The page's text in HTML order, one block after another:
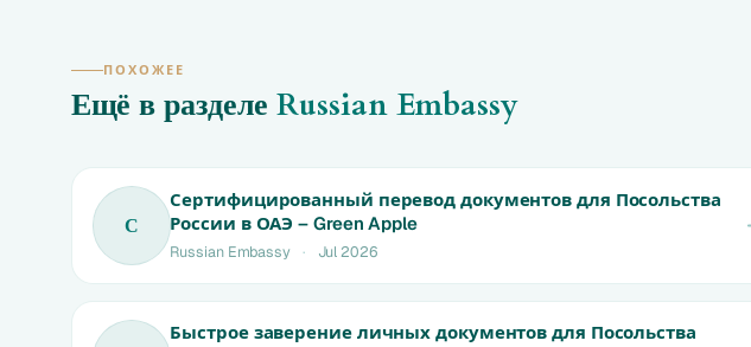
ПОХОЖЕЕ
Ещё в разделеRussian Embassy
С
Сертифицированный перевод документов для Посольства
России в ОАЭ – Green Apple
Russian Embassy · Jul 2026
Быстрое заверение личных документов для Посольства